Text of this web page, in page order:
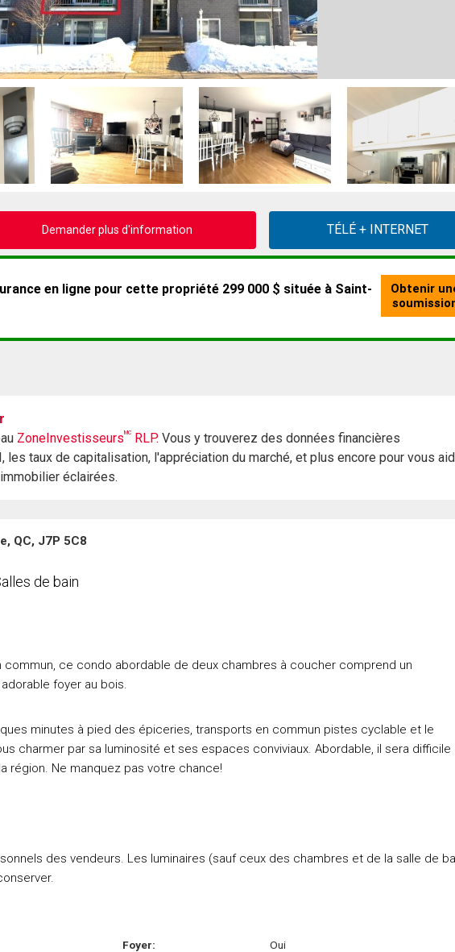
Demander plus d'information
ZoneInvestisseursMC RLP. Vous y trouverez des données financières
taux de capitalisation, l'appréciation du marché, et plus encore pour vous
éclairées.
QC, J7P 5C8
de bain
commun, ce condo abordable de deux chambres à coucher comprend un
foyer au bois.
minutes à pied des épiceries, transports en commun pistes cyclable et le
charmer par sa luminosité et ses espaces conviviaux. Abordable, il sera difficile
région. Ne manquez pas votre chance!
des vendeurs. Les luminaires (sauf ceux des chambres et de la salle de
Foyer:
Oui